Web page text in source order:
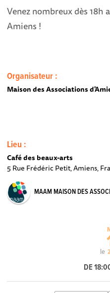
Venez nombreux dès 18h
Amiens !
Organisateur :
Maison des Associations
Lieu :
Café des beaux-arts
5 Rue Frédéric Petit, Amiens,
MAAM MAISON DES
le
DE